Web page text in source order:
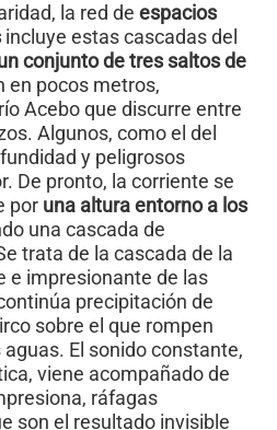
la red de espacios
incluye estas cascadas del
conjunto de tres saltos de
en pocos metros,
Acebo que discurre entre
Algunos, como el del
y peligrosos
De pronto, la corriente se
por una altura entorno a los
una cascada de
trata de la cascada de la
e impresionante de las
precipitación de
sobre el que rompen
El sonido constante,
viene acompañado de
ráfagas
son el resultado invisible